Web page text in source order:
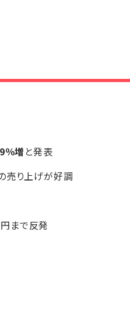
％増 と発表
売り上げが好調
まで反発